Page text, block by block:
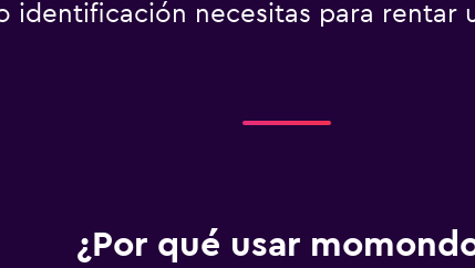
identificación necesitas para rentar
¿Por qué usar